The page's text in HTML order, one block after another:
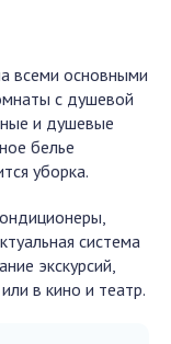
всеми основными
с душевой
и душевые
белье
уборка.
система
экскурсий,
в кино и театр.